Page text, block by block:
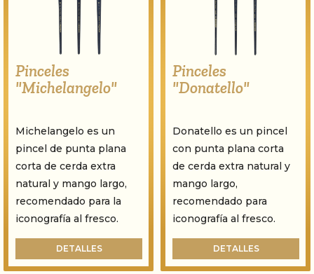
Pinceles
"Michelangelo"
Michelangelo es un
pincel de punta plana
corta de cerda extra
natural y mango largo,
recomendado para la
iconografía al fresco.
DETALLES
Pinceles
"Donatello"
Donatello es un pincel
con punta plana corta
de cerda extra natural y
mango largo,
recomendado para
iconografía al fresco.
DETALLES